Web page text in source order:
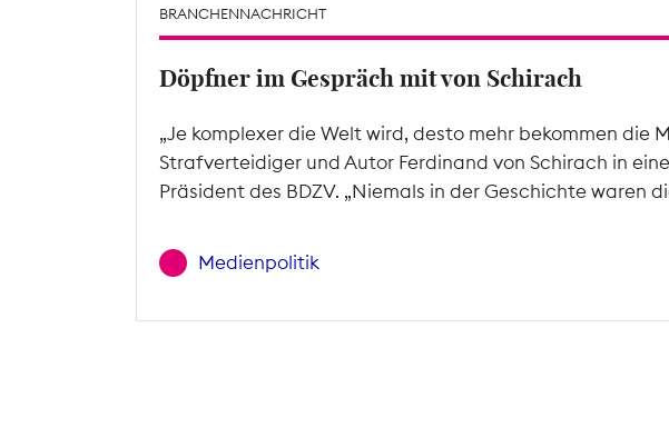
BRANCHENNACHRICHT
Döpfner im Gespräch mit von Schirach
„Je komplexer die Welt wird, desto mehr bekommen die
Strafverteidiger und Autor Ferdinand von Schirach in
Präsident des BDZV. „Niemals in der Geschichte waren
Medienpolitik